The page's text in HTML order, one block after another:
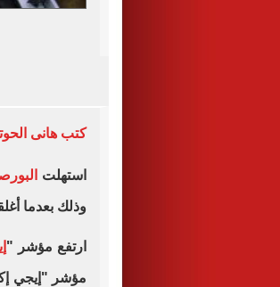
كتب هانى
استهلت
وذلك بعدما
ارتفع مؤشر "
مؤشر "إيجي